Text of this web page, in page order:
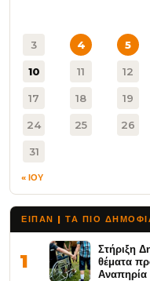
3 4 5
10 11 12
17 18 19
24 25 26
31
« ΙΟΥ
ΕΙΠΑΝ | ΤΑ ΠΙΟ
1
Στήριξη
θέματα
Αναπηρία